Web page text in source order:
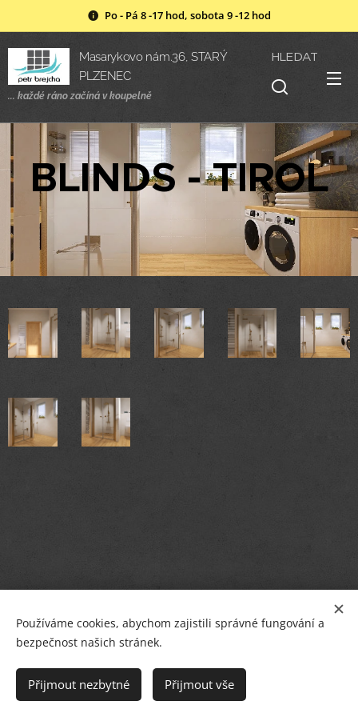
Po - Pá 8 -17 hod, sobota 9 -12 hod
Masarykovo nám.36, STARÝ
PLZENEC
... každé ráno začíná v koupelně
HLEDAT
BLINDS - TIROL
© PETR BREJCHA
OBKLADY, DLAŽBY, KOUPELNY, Masarykovo nám.36, Starý Plzenec
Cookies
Používáme cookies, abychom zajistili správné fungování a
bezpečnost našich stránek.
Přijmout nezbytné Přijmout vše